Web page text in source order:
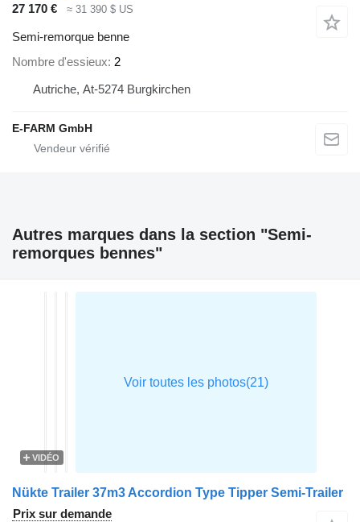
27 170 €
≈ 31 390 $ US
Semi-remorque benne
Nombre d'essieux 2
Autriche, At-5274 Burgkirchen
E-FARM GmbH
Autres marques dans la section "Semi-
remorques bennes"
VIDÉO
Nükte Trailer 37m3 Accordion Type Tipper Semi-Trailer
Prix sur demande